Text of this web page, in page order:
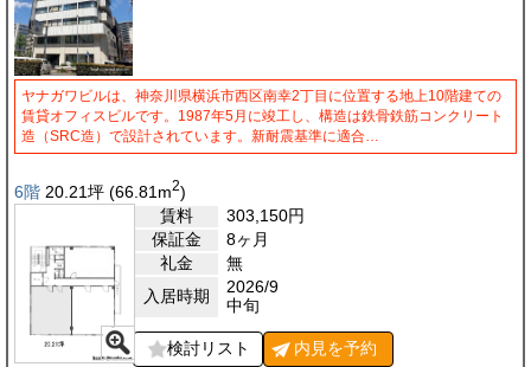
ヤナガワビルは、神奈川県横浜市西区南幸2丁目に位置する地上10階建ての
賃貸オフィスビルです。1987年5月に竣工し、構造は鉄骨鉄筋コンクリート
造（SRC造）で設計されています。新耐震基準に適合…
6階 20.21坪 (66.81 m2)
賃料
303,150円
保証金
8ヶ月
礼金
無
入居時期
2026/9
中旬
検討リスト 内見を予約